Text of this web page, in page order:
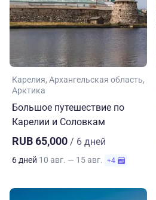
Карелия Архангельская область
Арктика
Большое путешествие по
Карелии и Соловкам
RUB 65,000 / 6 дней
6 дней 10 авг. — 15 авг. +4